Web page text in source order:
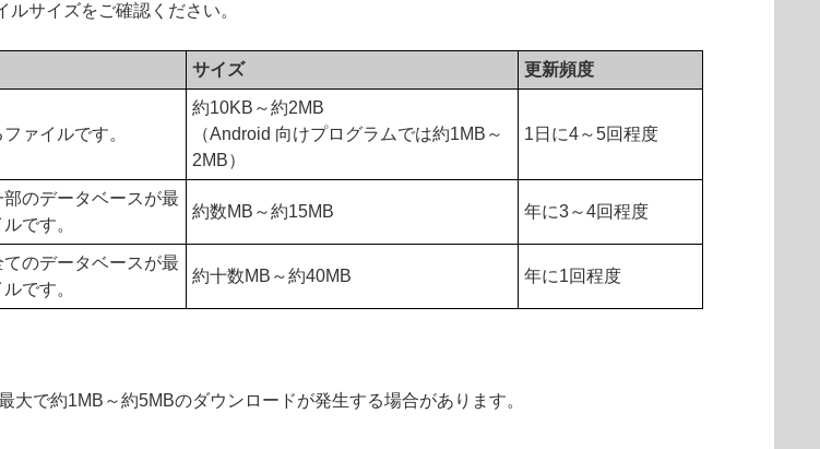
サイズをご確認ください。
サイズ 更新頻度
ァイルです。
約10KB～約2MB
（Android 向けプログラムでは約1MB～
2MB）
1日に4～5回程度
のデータベースが最
です。
約数MB～約15MB 年に3～4回程度
のデータベースが最
です。
約十数MB～約40MB 年に1回程度
で約1MB～約5MBのダウンロードが発生する場合があります。